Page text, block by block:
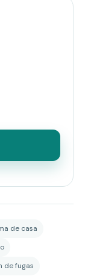
de casa
de fugas